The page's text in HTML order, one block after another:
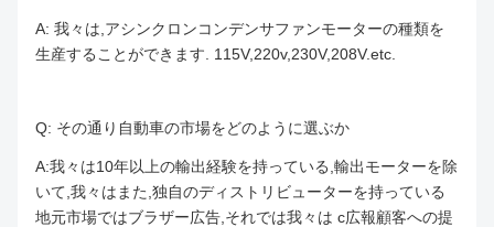
A: 我々は,アシンクロンコンデンサファンモーターの種類を
生産することができます. 115V,220v,230V,208V.etc.
Q: その通り 自動車の市場をどのように選ぶか
A:我々は10年以上の輸出経験を持っている,輸出モーターを除
いて,我々はまた,独自のディストリビューターを持っている
地元市場ではブラザー広告,それでは我々は c広報顧客への提